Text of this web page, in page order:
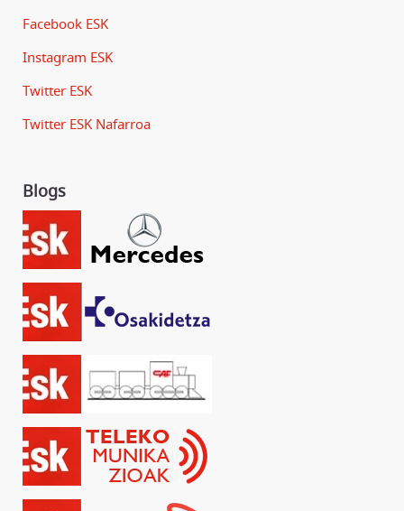
Facebook ESK
Instagram ESK
Twitter ESK
Twitter ESK Nafarroa
Blogs